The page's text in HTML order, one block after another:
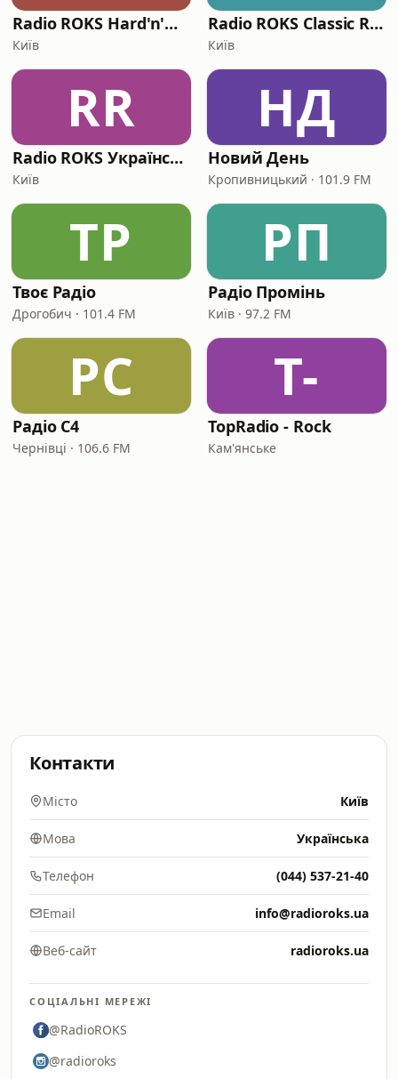
Radio ROKS Hard'n'Heavy
Київ
Radio ROKS Classic Rock
Київ
RR
Radio ROKS Український Рок
Київ
НД
Новий День
Кропивницький · 101.9 FM
ТР
Твоє Радіо
Дрогобич · 101.4 FM
РП
Радіо Промінь
Київ · 97.2 FM
РC
Радіо C4
Чернівці · 106.6 FM
T-
TopRadio - Rock
Кам'янське
Контакти
Місто Київ
Мова Українська
Телефон (044) 537-21-40
Email info@radioroks.ua
Веб-сайт radioroks.ua
СОЦІАЛЬНІ МЕРЕЖІ
@RadioROKS
@radioroks